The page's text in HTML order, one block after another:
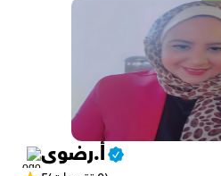
أ.رضوى